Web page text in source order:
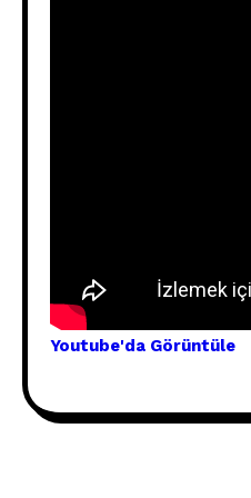
Youtube'da Görüntüle